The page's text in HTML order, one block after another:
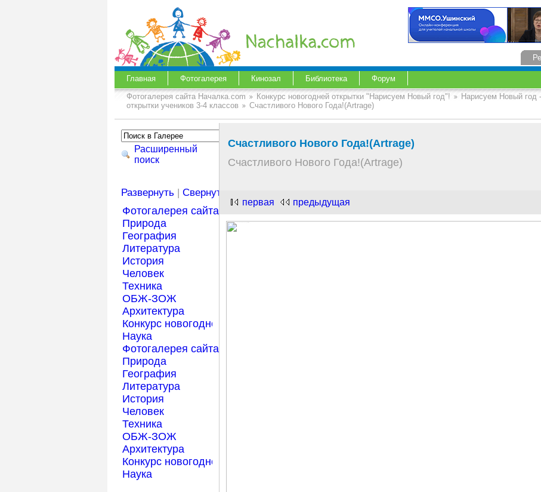
Главная Фотогалерея Кинозал Библиотека Форум
Фотогалерея сайта Началка.com Конкурс новогодней открытки "Нарисуем Новый год"! Нарисуем Новый год
открытки учеников 3-4 классов
Счастливого Нового Года!(Artrage)
Расширенный
поиск
Развернуть |Свернуть
Фотогалерея сайта Началка.com
Природа
География
Литература
История
Человек
Техника
ОБЖ-ЗОЖ
Архитектура
Конкурс новогодней открытки "Нарисуем Новый год"!
Наука
Фотогалерея сайта Началка.com
Природа
География
Литература
История
Человек
Техника
ОБЖ-ЗОЖ
Архитектура
Конкурс новогодней открытки "Нарисуем Новый год"!
Наука
Счастливого Нового Года!(Artrage)
Счастливого Нового Года!(Artrage)
первая предыдущая